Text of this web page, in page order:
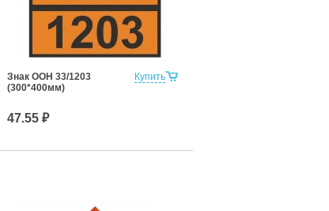
Купить
Знак ООН 33/1203
(300*400мм)
47.55 ₽